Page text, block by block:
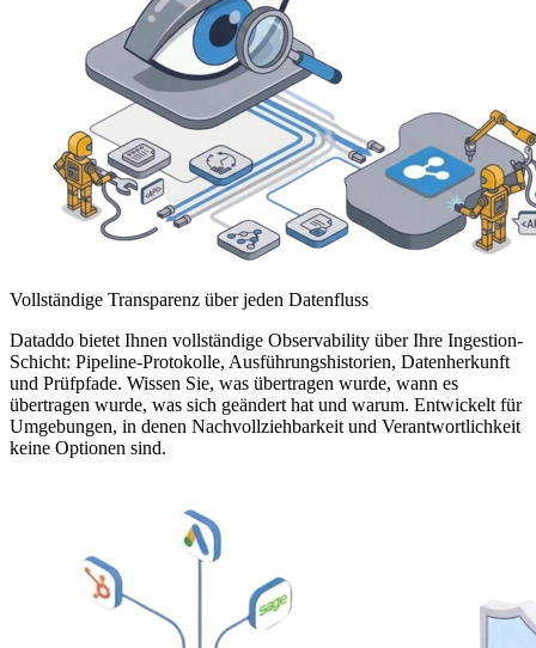
Vollständige Transparenz über jeden Datenfluss
Dataddo bietet Ihnen vollständige Observability über Ihre Ingestion-
Schicht: Pipeline-Protokolle, Ausführungshistorien, Datenherkunft
und Prüfpfade. Wissen Sie, was übertragen wurde, wann es
übertragen wurde, was sich geändert hat und warum. Entwickelt für
Umgebungen, in denen Nachvollziehbarkeit und Verantwortlichkeit
keine Optionen sind.